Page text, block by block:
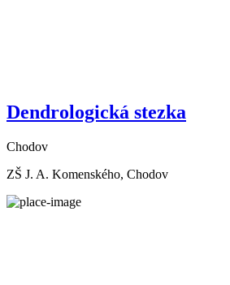
Dendrologická stezka
Chodov
ZŠ J. A. Komenského, Chodov